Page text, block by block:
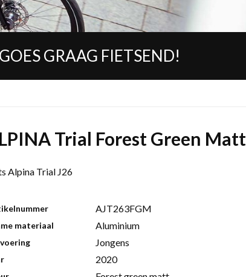
GRAAG FIETSEND!
Trial Forest Green Matt
Alpina Trial J26
AJT263FGM
materiaal Aluminium
Jongens
2020